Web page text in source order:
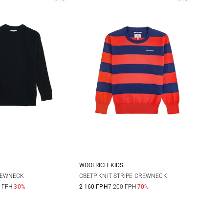
ГРН-30%
8
WOOLRICH KIDS
СВЕТР KNIT STRIPE CREWNECK
2 160 ГРН7 200 ГРН-70%